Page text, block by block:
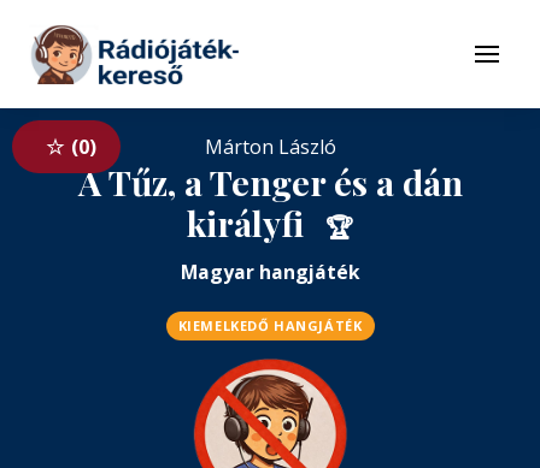
Tovább a tartalomhoz
Menü
0 Márton László
A Tűz, a Tenger és a dán
királyfi
🏆
Magyar hangjáték
KIEMELKEDŐ HANGJÁTÉK